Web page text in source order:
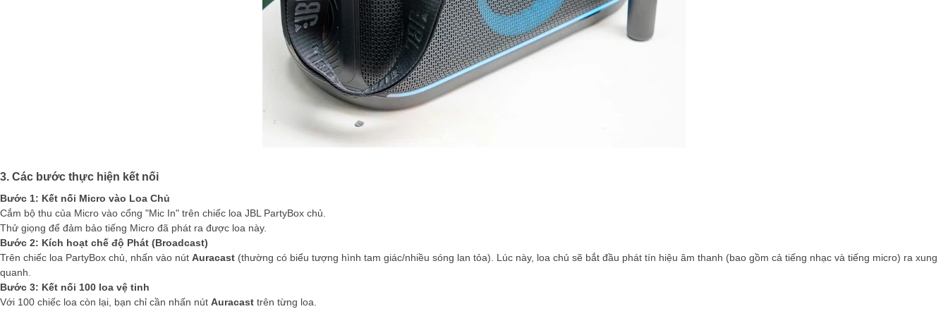
3. Các bước thực hiện kết nối
Bước 1: Kết nối Micro vào Loa Chủ
Cắm bộ thu của Micro vào cổng "Mic In" trên chiếc loa JBL PartyBox chủ.
Thử giọng để đảm bảo tiếng Micro đã phát ra được loa này.
Bước 2: Kích hoạt chế độ Phát (Broadcast)
Trên chiếc loa PartyBox chủ, nhấn vào nút Auracast (thường có biểu tượng hình tam giác/nhiều sóng lan tỏa). Lúc này, loa chủ sẽ bắt đầu phát tín hiệu âm thanh (bao gồm cả tiếng nhạc và tiếng micro) ra xung
quanh.
Bước 3: Kết nối 100 loa vệ tinh
Với 100 chiếc loa còn lại, bạn chỉ cần nhấn nút Auracast trên từng loa.